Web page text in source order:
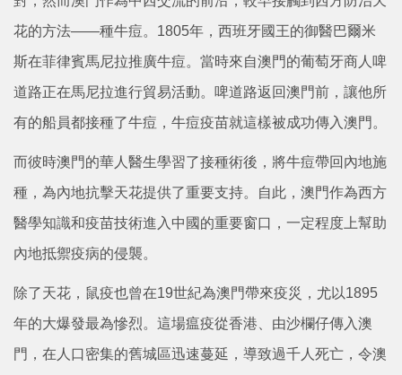
花的方法——種牛痘。1805年，西班牙國王的御醫巴爾米
斯在菲律賓馬尼拉推廣牛痘。當時來自澳門的葡萄牙商人啤
道路正在馬尼拉進行貿易活動。啤道路返回澳門前，讓他所
有的船員都接種了牛痘，牛痘疫苗就這樣被成功傳入澳門。
而彼時澳門的華人醫生學習了接種術後，將牛痘帶回內地施
種，為內地抗擊天花提供了重要支持。自此，澳門作為西方
醫學知識和疫苗技術進入中國的重要窗口，一定程度上幫助
內地抵禦疫病的侵襲。
除了天花，鼠疫也曾在19世紀為澳門帶來疫災，尤以1895
年的大爆發最為慘烈。這場瘟疫從香港、由沙欄仔傳入澳
門，在人口密集的舊城區迅速蔓延，導致過千人死亡，令澳